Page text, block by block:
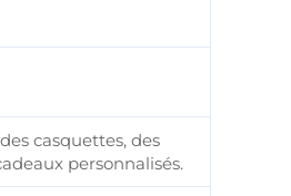
casquettes, des
personnalisés.